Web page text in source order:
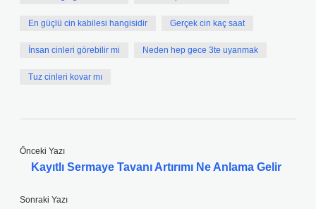
En güçlü cin kabilesi hangisidir Gerçek cin kaç saat
İnsan cinleri görebilir mi Neden hep gece 3te uyanmak
Tuz cinleri kovar mı
Önceki Yazı
Kayıtlı Sermaye Tavanı Artırımı Ne Anlama Gelir
Sonraki Yazı